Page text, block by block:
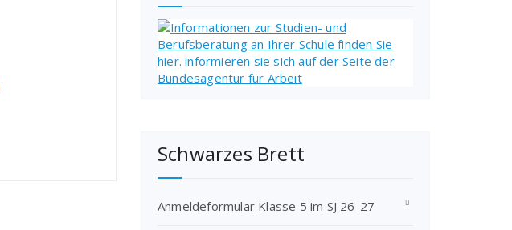
Schwarzes Brett
Anmeldeformular Klasse 5 im SJ 26-27